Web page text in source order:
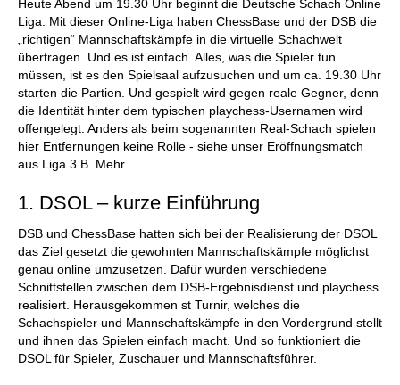
Heute Abend um 19.30 Uhr beginnt die Deutsche Schach Online
Liga. Mit dieser Online-Liga haben ChessBase und der DSB die
„richtigen“ Mannschaftskämpfe in die virtuelle Schachwelt
übertragen. Und es ist einfach. Alles, was die Spieler tun
müssen, ist es den Spielsaal aufzusuchen und um ca. 19.30 Uhr
starten die Partien. Und gespielt wird gegen reale Gegner, denn
die Identität hinter dem typischen playchess-Usernamen wird
offengelegt. Anders als beim sogenannten Real-Schach spielen
hier Entfernungen keine Rolle - siehe unser Eröffnungsmatch
aus Liga 3 B. Mehr …
1. DSOL – kurze Einführung
DSB und ChessBase hatten sich bei der Realisierung der DSOL
das Ziel gesetzt die gewohnten Mannschaftskämpfe möglichst
genau online umzusetzen. Dafür wurden verschiedene
Schnittstellen zwischen dem DSB-Ergebnisdienst und playchess
realisiert. Herausgekommen st Turnir, welches die
Schachspieler und Mannschaftskämpfe in den Vordergrund stellt
und ihnen das Spielen einfach macht. Und so funktioniert die
DSOL für Spieler, Zuschauer und Mannschaftsführer.